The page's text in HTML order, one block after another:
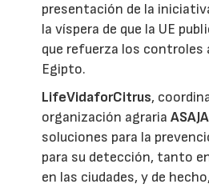
presentación de la
la víspera de que la UE
que refuerza los controles
Egipto.
LifeVidaforCitrus,
organización agrariaASAJA
soluciones para la
para su detección, tanto
en las ciudades, y de